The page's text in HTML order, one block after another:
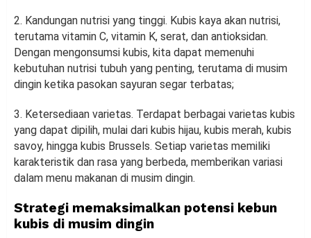
2. Kandungan nutrisi yang tinggi. Kubis kaya akan nutrisi,
terutama vitamin C, vitamin K, serat, dan antioksidan.
Dengan mengonsumsi kubis, kita dapat memenuhi
kebutuhan nutrisi tubuh yang penting, terutama di musim
dingin ketika pasokan sayuran segar terbatas;
3. Ketersediaan varietas. Terdapat berbagai varietas kubis
yang dapat dipilih, mulai dari kubis hijau, kubis merah, kubis
savoy, hingga kubis Brussels. Setiap varietas memiliki
karakteristik dan rasa yang berbeda, memberikan variasi
dalam menu makanan di musim dingin.
Strategi memaksimalkan potensi kebun
kubis di musim dingin